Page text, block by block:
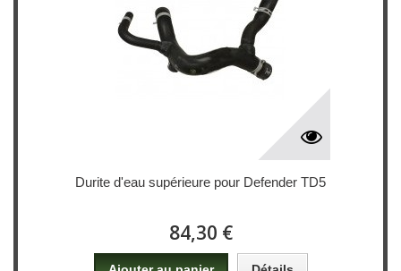
Durite d'eau supérieure pour Defender TD5
84,30 €